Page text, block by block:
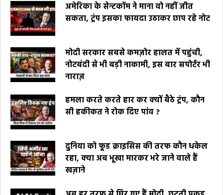
अमेरिका के सेन्टकॉम ने माना वो नहीं जीत
सकता, ट्रंप इसका फायदा उठाकर छाप रहे नोट
मोदी सरकार सबसे कमज़ोर हालत में पहुंची,
नोटबंदी से भी बड़ी नाकामी, इस बार सपोर्टर भी
नाराज़
हमला करते करते हार कर क्यों बैठे ट्रंप, कौन
सी हकीकत ने रोक दिए पांव ?
दुनिया को फूड क्राइसिस की तरफ कौन धकेल
रहा, क्या अब भूखा मारकर भरे जाने वाले हैं
खज़ाने